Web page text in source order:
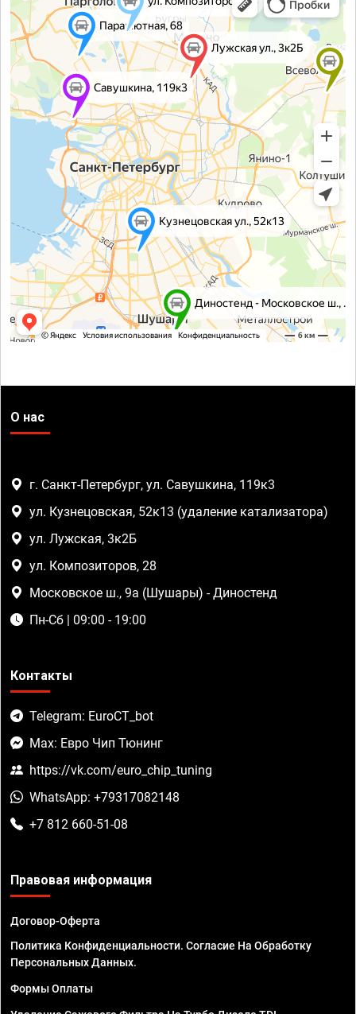
О нас
г. Санкт-Петербург, ул. Савушкина, 119к3
ул. Кузнецовская, 52к13 (удаление катализатора)
ул. Лужская, 3к2Б
ул. Композиторов, 28
Московское ш., 9а (Шушары) - Диностенд
Пн-Сб | 09:00 - 19:00
Контакты
Telegram: EuroCT_bot
Max: Евро Чип Тюнинг
https://vk.com/euro_chip_tuning
WhatsApp: +79317082148
+7 812 660-51-08
Правовая информация
Договор-Оферта
Политика Конфиденциальности. Согласие На Обработку
Персональных Данных.
Формы Оплаты